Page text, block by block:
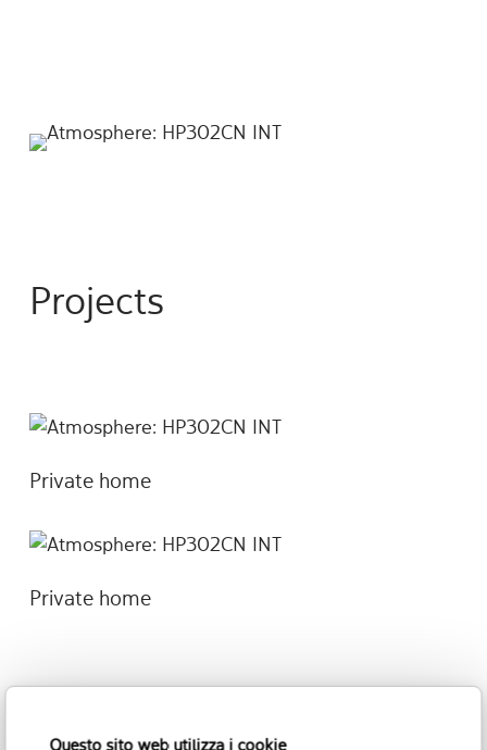
Projects
Private home
Private home